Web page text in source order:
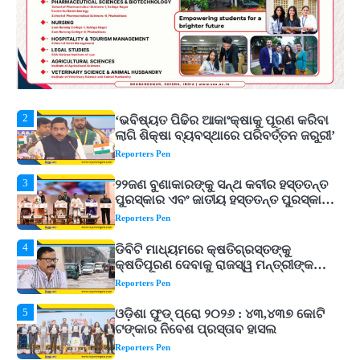
ଘରର ବାସ୍ତୁଦୋଷ ଦୂର କରିବ ଲିଲି ଫୁଲ!
Reporters Pen
2
‘ଭବିଷ୍ୟତ ପିଢିର ଆକାଂକ୍ଷାକୁ ପୂରଣ କରିବା
ଲାଗି ଶିକ୍ଷା ବ୍ୟବସ୍ଥାରେ ପରିବର୍ତ୍ତନ ଜରୁରୀ’
Reporters Pen
3
୨୨ଜଣ ବୁଣାକାରଙ୍କୁ ସନ୍ଥ କବୀର ହସ୍ତତନ୍ତ
ପୁରସ୍କାର ଏବଂ ଜାତୀୟ ହସ୍ତତନ୍ତ ପୁରସ୍କାର
Reporters Pen
4
ଡିବିଟି ମାଧ୍ୟମରେ କ୍ଷତିଗ୍ରସ୍ତଙ୍କୁ
କ୍ଷତିପୂରଣ ଦେବାକୁ ରାଜସ୍ୱ ମନ୍ତ୍ରୀଙ୍କ
Reporters Pen
5
ଓଡ଼ିଶା ଫୁଡ୍ ପ୍ରୋ ୨୦୨୬ : ୪୩,୪୩୭ କୋଟି
ଟଙ୍କାର ନିବେଶ ପ୍ରସ୍ତାବ ହାସଲ
Reporters Pen
1
ଘରର ବାସ୍ତୁଦୋଷ ଦୂର କରିବ ଲିଲି ଫୁଲ!